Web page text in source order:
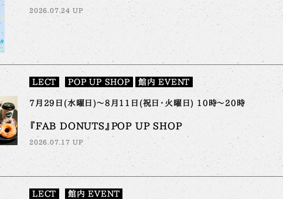
2026.07.24 UP
LECT POP UP SHOP 館内 EVENT
7月29日(水曜日)～8月11日(祝日・火曜日) 10時～20時
『FAB DONUTS』POP UP SHOP
2026.07.17 UP
LECT 館内 EVENT